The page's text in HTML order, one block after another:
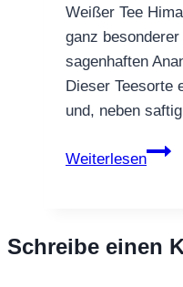
Weißer Tee
ganz
sagenhaften
Dieser Teesorte
und, neben
Weiterlesen
Schreibe einen